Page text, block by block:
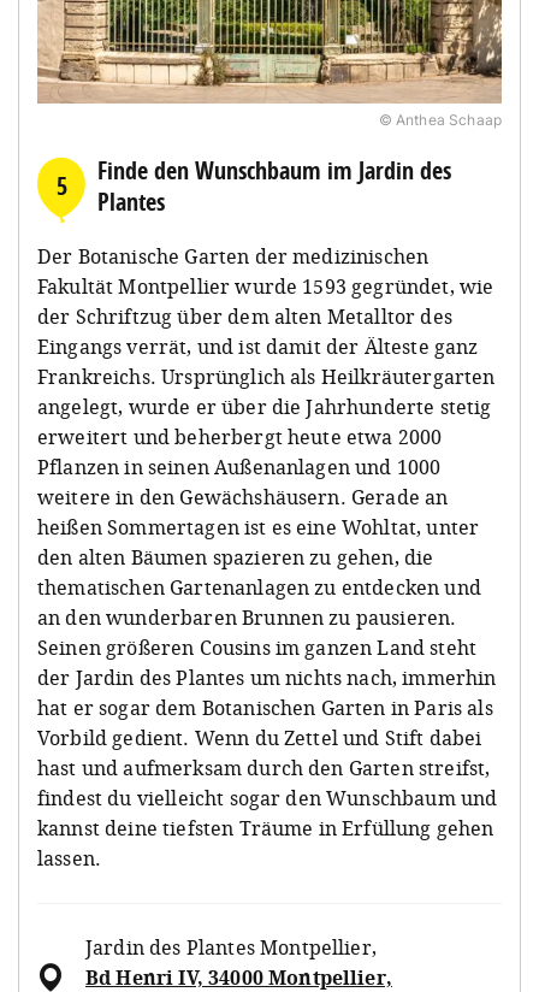
© Anthea Schaap
5
Finde den Wunschbaum im Jardin des
Plantes
Der Botanische Garten der medizinischen
Fakultät Montpellier wurde 1593 gegründet, wie
der Schriftzug über dem alten Metalltor des
Eingangs verrät, und ist damit der Älteste ganz
Frankreichs. Ursprünglich als Heilkräutergarten
angelegt, wurde er über die Jahrhunderte stetig
erweitert und beherbergt heute etwa 2000
Pflanzen in seinen Außenanlagen und 1000
weitere in den Gewächshäusern. Gerade an
heißen Sommertagen ist es eine Wohltat, unter
den alten Bäumen spazieren zu gehen, die
thematischen Gartenanlagen zu entdecken und
an den wunderbaren Brunnen zu pausieren.
Seinen größeren Cousins im ganzen Land steht
der Jardin des Plantes um nichts nach, immerhin
hat er sogar dem Botanischen Garten in Paris als
Vorbild gedient. Wenn du Zettel und Stift dabei
hast und aufmerksam durch den Garten streifst,
findest du vielleicht sogar den Wunschbaum und
kannst deine tiefsten Träume in Erfüllung gehen
lassen.
Jardin des Plantes Montpellier,
Bd Henri IV, 34000 Montpellier,